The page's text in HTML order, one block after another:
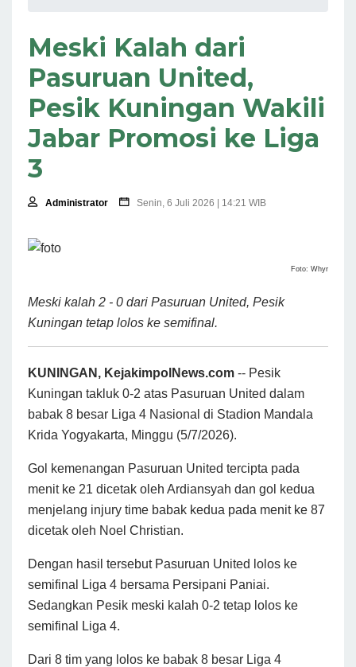
Meski Kalah dari
Pasuruan United,
Pesik Kuningan Wakili
Jabar Promosi ke Liga
3
Administrator Senin, 6 Juli 2026 | 14:21 WIB
Foto: Whyr
Meski kalah 2 - 0 dari Pasuruan United, Pesik
Kuningan tetap lolos ke semifinal.
KUNINGAN, KejakimpolNews.com -- Pesik
Kuningan takluk 0-2 atas Pasuruan United dalam
babak 8 besar Liga 4 Nasional di Stadion Mandala
Krida Yogyakarta, Minggu (5/7/2026).
Gol kemenangan Pasuruan United tercipta pada
menit ke 21 dicetak oleh Ardiansyah dan gol kedua
menjelang injury time babak kedua pada menit ke 87
dicetak oleh Noel Christian.
Dengan hasil tersebut Pasuruan United lolos ke
semifinal Liga 4 bersama Persipani Paniai.
Sedangkan Pesik meski kalah 0-2 tetap lolos ke
semifinal Liga 4.
Dari 8 tim yang lolos ke babak 8 besar Liga 4